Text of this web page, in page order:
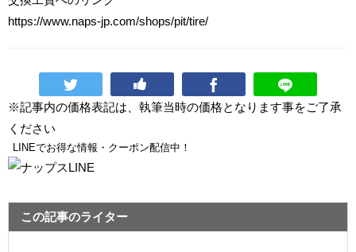
https://www.naps-jp.com/shops/pit/tire/
※記事内の価格表記は、執筆当時の価格となります事をご了承
ください
LINEでお得な情報・クーポン配信中！
この記事のライター